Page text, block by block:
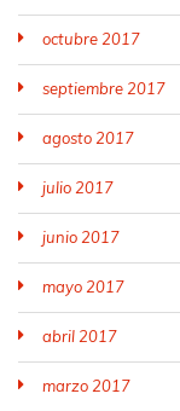
octubre 2017
septiembre 2017
agosto 2017
julio 2017
junio 2017
mayo 2017
abril 2017
marzo 2017